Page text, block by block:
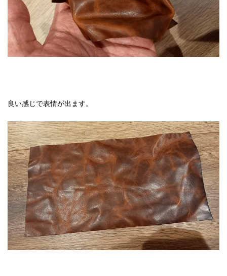
良い感じで表情が出ます。